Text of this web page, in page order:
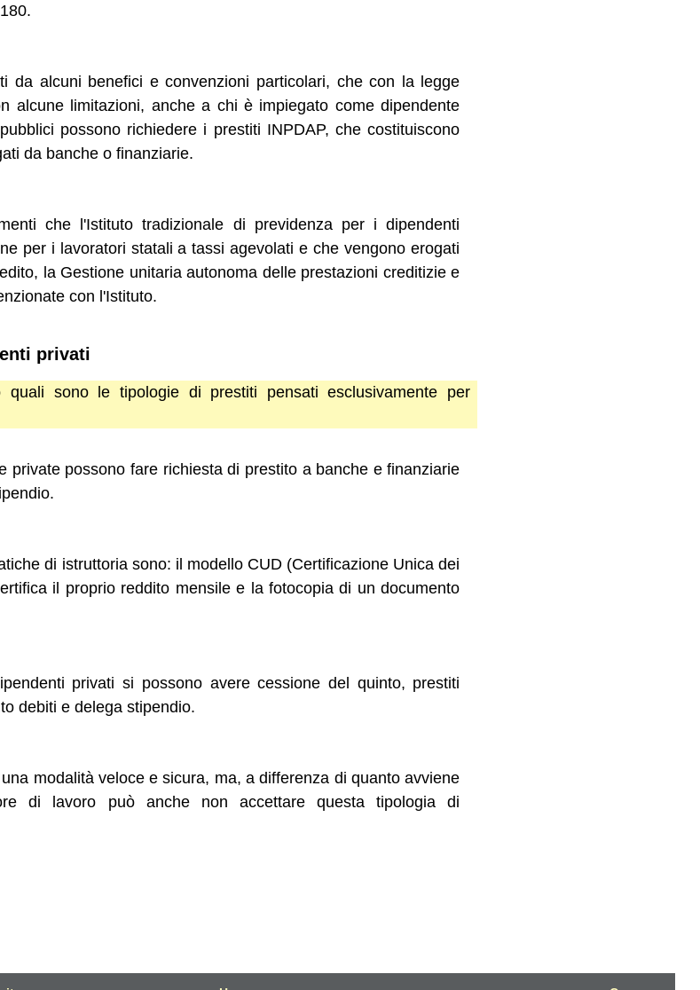
da alcuni benefici e convenzioni particolari, che con la legge
alcune limitazioni, anche a chi è impiegato come dipendente
possono richiedere i prestiti INPDAP, che costituiscono
da banche o finanziarie.
che l'Istituto tradizionale di previdenza per i dipendenti
per i lavoratori statali a tassi agevolati e che vengono erogati
la Gestione unitaria autonoma delle prestazioni creditizie e
con l'Istituto.
privati
quali sono le tipologie di prestiti pensati esclusivamente per
private possono fare richiesta di prestito a banche e finanziarie
di istruttoria sono: il modello CUD (Certificazione Unica dei
il proprio reddito mensile e la fotocopia di un documento
privati si possono avere cessione del quinto, prestiti
debiti e delega stipendio.
modalità veloce e sicura, ma, a differenza di quanto avviene
di lavoro può anche non accettare questa tipologia di